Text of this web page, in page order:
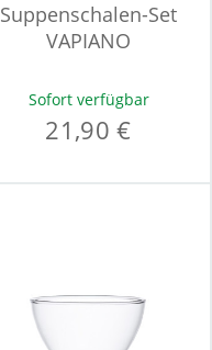
Suppenschalen-Set
VAPIANO
Sofort verfügbar
21,90 €